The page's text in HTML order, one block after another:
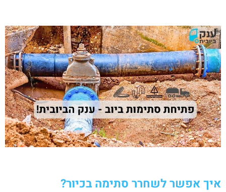
איך אפשר לשחרר סתימה בכיור?